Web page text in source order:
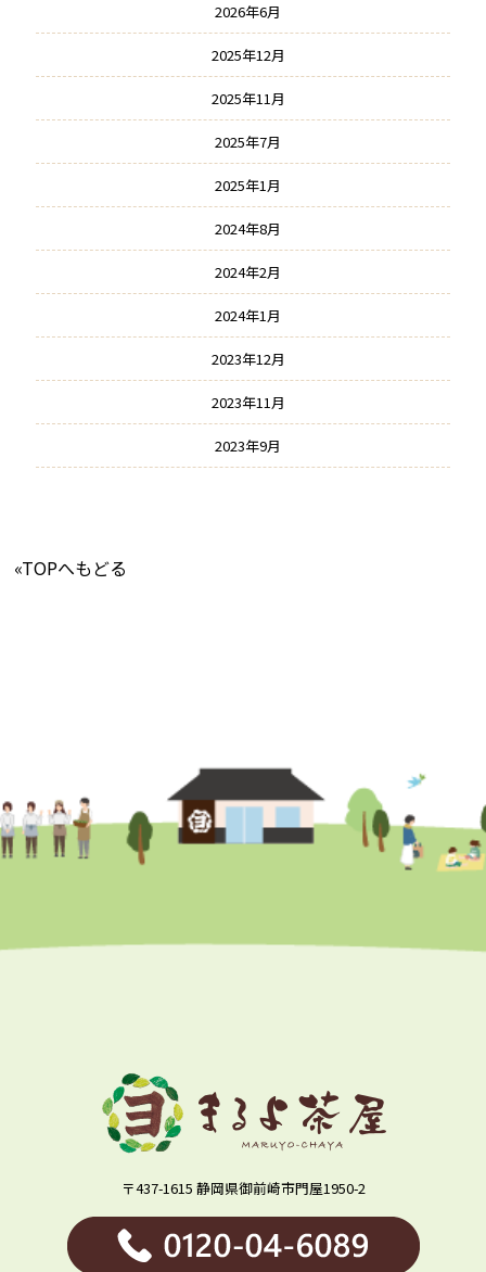
2026年6月
2025年12月
2025年11月
2025年7月
2025年1月
2024年8月
2024年2月
2024年1月
2023年12月
2023年11月
2023年9月
«TOPへもどる
〒437-1615 静岡県御前崎市門屋1950-2